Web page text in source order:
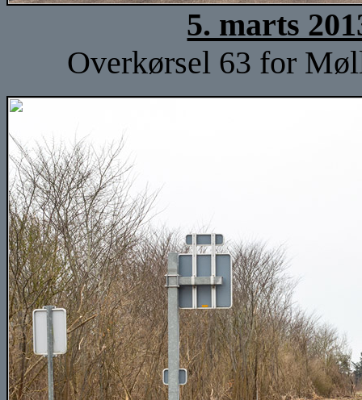
5. marts
Overkørsel 63 for